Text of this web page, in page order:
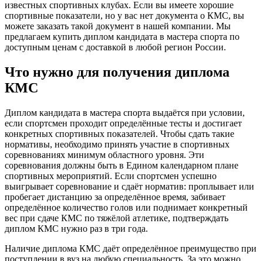
известных спортивных клубах. Если вы имеете хорошие
спортивные показатели, но у вас нет документа о КМС, вы
можете заказать такой документ в нашей компании. Мы
предлагаем купить диплом кандидата в мастера спорта по
доступным ценам с доставкой в любой регион России.
Что нужно для получения диплома
КМС
Диплом кандидата в мастера спорта выдаётся при условии,
если спортсмен проходит определённые тесты и достигает
конкретных спортивных показателей. Чтобы сдать такие
нормативы, необходимо принять участие в спортивных
соревнованиях минимум областного уровня. Эти
соревнования должны быть в Едином календарном плане
спортивных мероприятий. Если спортсмен успешно
выигрывает соревнование и сдаёт норматив: проплывает или
пробегает дистанцию за определённое время, забивает
определённое количество голов или поднимает конкретный
вес при сдаче КМС по тяжёлой атлетике, подтверждать
диплом КМС нужно раз в три года.
Наличие диплома КМС даёт определённое преимущество при